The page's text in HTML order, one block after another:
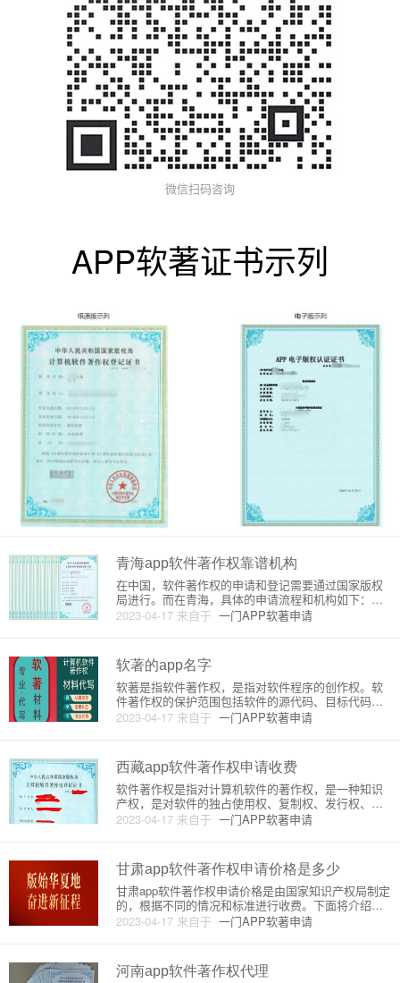
微信扫码咨询
APP软著证书示列
青海app软件著作权靠谱机构
2023-04-17 来自于 一门APP软著申请
在中国，软件著作权的申请和登记需要通过国家版权
局进行。而在青海，具体的申请流程和机构如下：
一、申请流程1.准备材料：软件著作权申请书、软件
软件著作权申请。3.初审
软著的app名字
2023-04-17 来自于 一门APP软著申请
软著是指软件著作权，是指对软件程序的创作权。软
件著作权的保护范围包括软件的源代码、目标代码以
及用户手册等文档。在移动互联网时代，app成为了人
指在申请软件
西藏app软件著作权申请收费
2023-04-17 来自于 一门APP软著申请
软件著作权是指对计算机软件的著作权，是一种知识
产权，是对软件的独占使用权、复制权、发行权、展
览权等的法律保护。而软件著作权申请收费是指申请
著作权申请收费的原理主
甘肃app软件著作权申请价格是多少
2023-04-17 来自于 一门APP软著申请
甘肃app软件著作权申请价格是由国家知识产权局制定
的，根据不同的情况和标准进行收费。下面将介绍著
作权申请的价格原理和详细情况。一、价格原理著作
型，收费标准也不同。例
河南app软件著作权代理